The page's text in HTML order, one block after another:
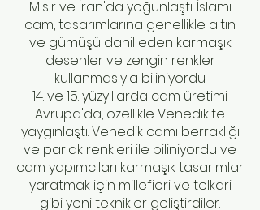
Mısır ve İran'da yoğunlaştı. İslami
cam, tasarımlarına genellikle altın
ve gümüşü dahil eden karmaşık
desenler ve zengin renkler
kullanmasıyla biliniyordu.
14. ve 15. yüzyıllarda cam üretimi
Avrupa'da, özellikle Venedik'te
yaygınlaştı. Venedik camı berraklığı
ve parlak renkleri ile biliniyordu ve
cam yapımcıları karmaşık tasarımlar
yaratmak için millefiori ve telkari
gibi yeni teknikler geliştirdiler.